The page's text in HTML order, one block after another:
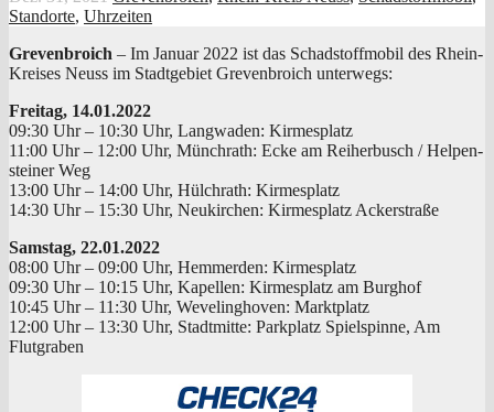
Standorte, Uhrzeiten
Gre­ven­broich – Im Janu­ar 2022 ist das Schad­stoff­mo­bil des Rhein-
Krei­ses Neuss im Stadt­ge­biet Gre­ven­broich unterwegs:
Frei­tag, 14.01.2022
09:30 Uhr – 10:30 Uhr, Lang­wa­den: Kirmesplatz
11:00 Uhr – 12:00 Uhr, Münch­rath: Ecke am Rei­her­busch / Hel­pen­
stei­ner Weg
13:00 Uhr – 14:00 Uhr, Hülch­rath: Kirmesplatz
14:30 Uhr – 15:30 Uhr, Neu­kir­chen: Kir­mes­platz Ackerstraße
Sams­tag, 22.01.2022
08:00 Uhr – 09:00 Uhr, Hemm­erden: Kirmesplatz
09:30 Uhr – 10:15 Uhr, Kapel­len: Kir­mes­platz am Burghof
10:45 Uhr – 11:30 Uhr, Weve­ling­ho­ven: Marktplatz
12:00 Uhr – 13:30 Uhr, Stadt­mit­te: Park­platz Spiel­spin­ne, Am
Flutgraben